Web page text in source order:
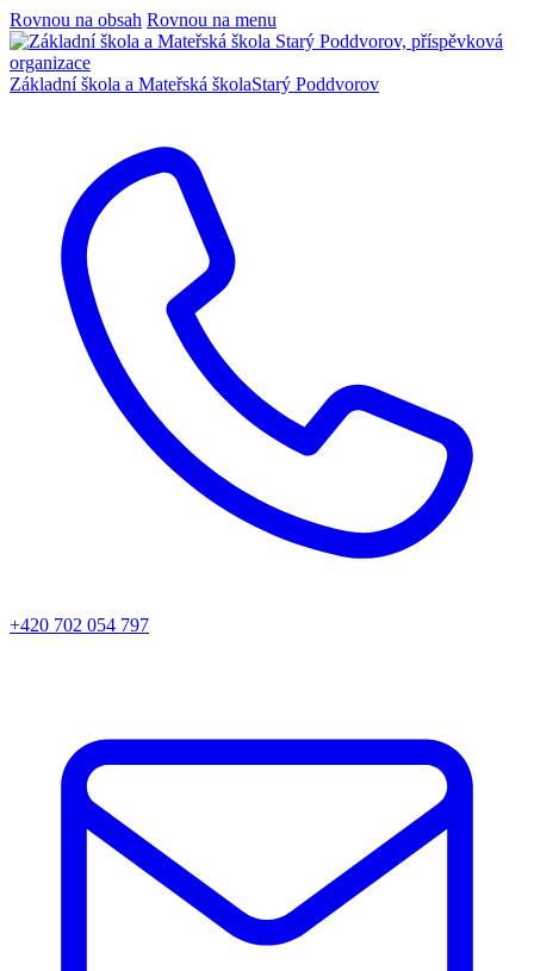
Rovnou na obsah Rovnou na menu
Základní škola a Mateřská školaStarý Poddvorov
+420 702 054 797